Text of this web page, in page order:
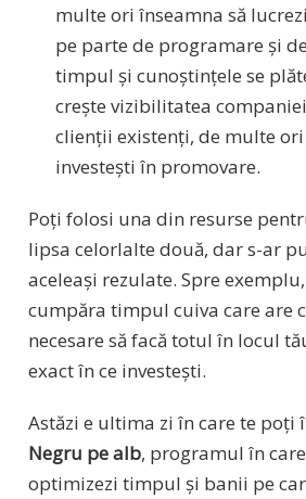
multe ori înseamna să
pe parte de programare și
timpul și cunoștințele se
crește vizibilitatea
clienții existenți, de multe
investești în promovare.
Poți folosi una din resurse
lipsa celorlalte două, dar s-ar
aceleași rezulate. Spre
cumpăra timpul cuiva care are
necesare să facă totul în locul
exact în ce investești.
Astăzi e ultima zi în care te poți
Negru pe alb, programul în
optimizezi timpul și banii pe